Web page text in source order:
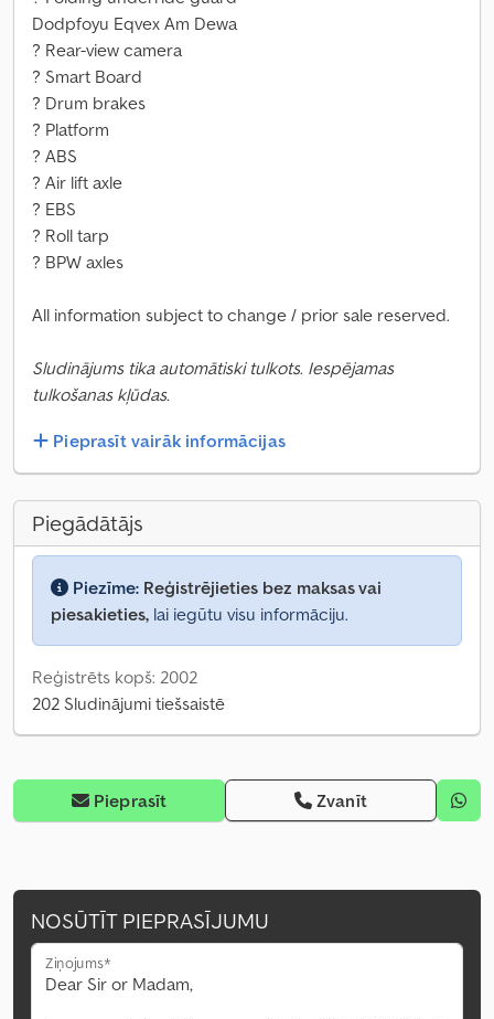
Dodpfoyu Eqvex Am Dewa
? Rear-view camera
? Smart Board
? Drum brakes
? Platform
? ABS
? Air lift axle
? EBS
? Roll tarp
? BPW axles
All information subject to change / prior sale reserved.
Sludinājums tika automātiski tulkots. Iespējamas
tulkošanas kļūdas.
Pieprasīt vairāk informācijas
Piegādātājs
Piezīme: Reģistrējieties bez maksas vai
piesakieties, lai iegūtu visu informāciju.
Reģistrēts kopš: 2002
202 Sludinājumi tiešsaistē
Pieprasīt Zvanīt
NOSŪTĪT PIEPRASĪJUMU
Ziņojums*